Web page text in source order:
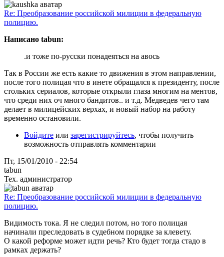
Re: Преобразование российской милиции в федеральную
полицию.
Написано tabun:
.и тоже по-русски понадеяться на авось
Так в России же есть какие то движения в этом направлении,
после того полицая что в инете обращался к президенту, после
стольких сериалов, которые открыли глаза многим на ментов,
что среди них оч много бандитов.. и т.д. Медведев чего там
делает в милицейских верхах, и новый набор на работу
временно остановили.
Войдите или зарегистрируйтесь, чтобы получить
возможность отправлять комментарии
Пт, 15/01/2010 - 22:54
tabun
Тех. администратор
Re: Преобразование российской милиции в федеральную
полицию.
Видимость тока. Я не следил потом, но того полицая
начинали преследовать в судебном порядке за клевету.
О какой реформе может идти речь? Кто будет тогда стадо в
рамках держать?